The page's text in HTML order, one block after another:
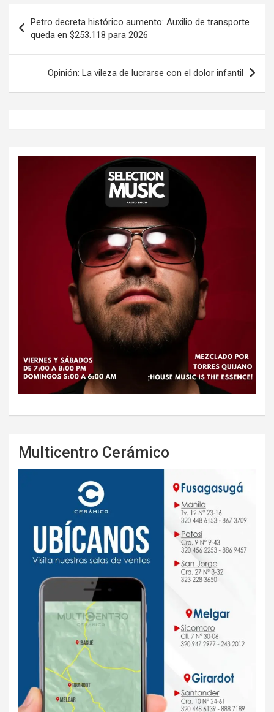
de
entradas
Petro decreta histórico aumento: Auxilio de transporte
queda en $253.118 para 2026
Opinión: La vileza de lucrarse con el dolor infantil
Multicentro Cerámico